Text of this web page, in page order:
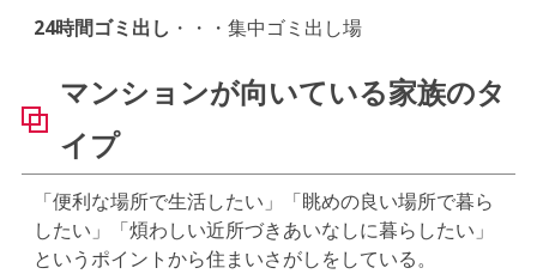
24時間ゴミ出し ・・・集中ゴミ出し場
マンションが向いている家族のタ
イプ
「便利な場所で生活したい」「眺めの良い場所で暮ら
したい」「煩わしい近所づきあいなしに暮らしたい」
というポイントから住まいさがしをしている。